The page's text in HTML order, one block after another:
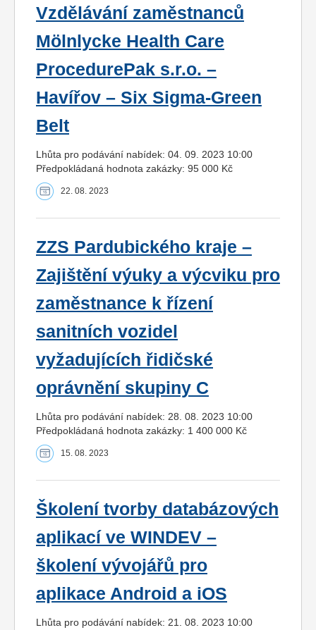
Vzdělávání zaměstnanců
Mölnlycke Health Care
ProcedurePak s.r.o. –
Havířov – Six Sigma-Green
Belt
Lhůta pro podávání nabídek: 04. 09. 2023 10:00
Předpokládaná hodnota zakázky: 95 000 Kč
22. 08. 2023
ZZS Pardubického kraje –
Zajištění výuky a výcviku pro
zaměstnance k řízení
sanitních vozidel
vyžadujících řidičské
oprávnění skupiny C
Lhůta pro podávání nabídek: 28. 08. 2023 10:00
Předpokládaná hodnota zakázky: 1 400 000 Kč
15. 08. 2023
Školení tvorby databázových
aplikací ve WINDEV –
školení vývojářů pro
aplikace Android a iOS
Lhůta pro podávání nabídek: 21. 08. 2023 10:00